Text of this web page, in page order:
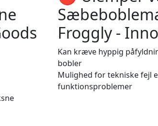
Froggly -
Kan kræve hyppig
bobler
Mulighed for tekniske fejl
funktionsproblemer